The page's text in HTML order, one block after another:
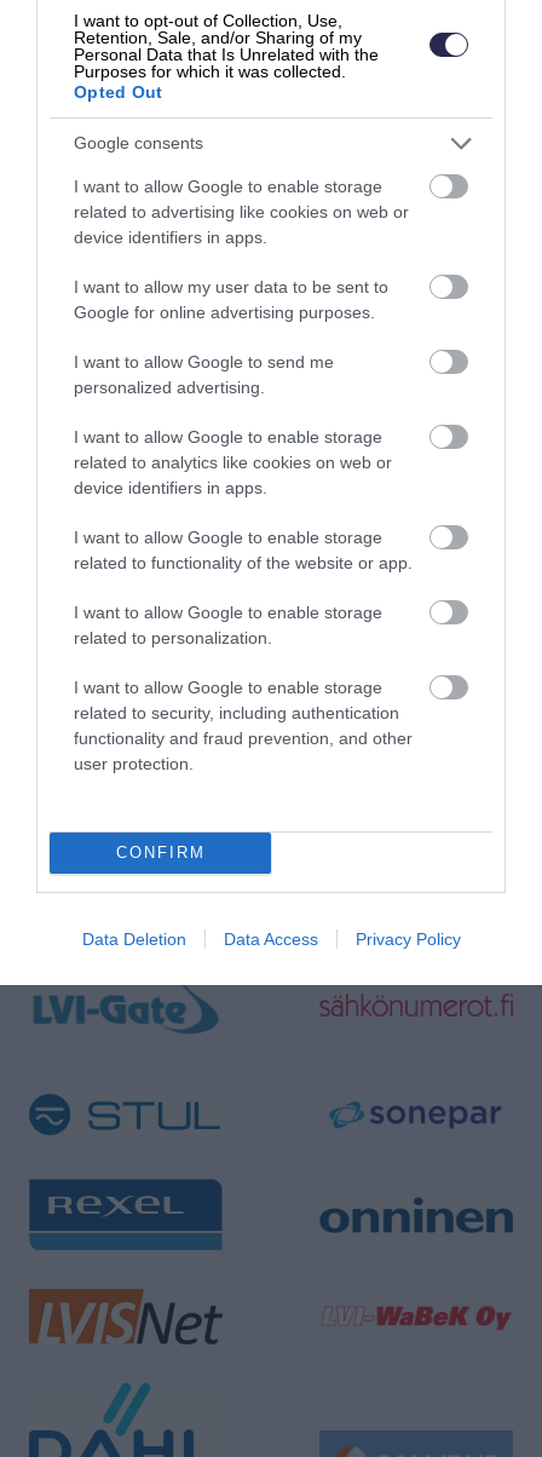
I want to opt-out of Collection, Use,
Retention, Sale, and/or Sharing of my
Personal Data that Is Unrelated with the
Purposes for which it was collected.
Opted Out
Google consents
I want to allow Google to enable storage
related to advertising like cookies on web or
device identifiers in apps.
I want to allow my user data to be sent to
Google for online advertising purposes.
I want to allow Google to send me
personalized advertising.
I want to allow Google to enable storage
related to analytics like cookies on web or
device identifiers in apps.
I want to allow Google to enable storage
related to functionality of the website or app.
I want to allow Google to enable storage
related to personalization.
I want to allow Google to enable storage
related to security, including authentication
functionality and fraud prevention, and other
user protection.
CONFIRM
Data Deletion Data Access Privacy Policy
Lue lisää
Yhteistyökumppanit
Monen erikoisalan ohjelmistona Finago Ecom
tekee yhteistyötä usean suomalaisen
yrityksen kanssa.